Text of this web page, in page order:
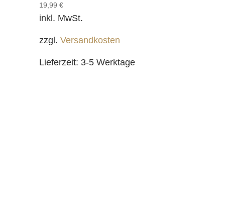
19,99 €
inkl. MwSt.
zzgl. Versandkosten
Lieferzeit: 3-5 Werktage